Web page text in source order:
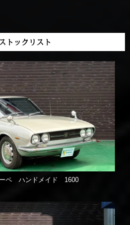
トックリスト
ペ ハンドメイド 1600